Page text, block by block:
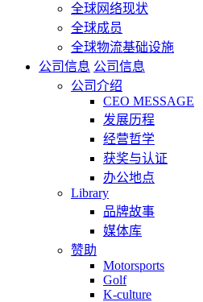
全球网络现状
全球成员
全球物流基础设施
公司信息 公司信息
公司介绍
CEO MESSAGE
发展历程
经营哲学
获奖与认证
办公地点
Library
品牌故事
媒体库
赞助
Motorsports
Golf
K-culture